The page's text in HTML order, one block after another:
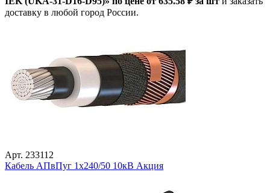
доставку в любой город России.
Арт. 233112
Кабель АПвПуг 1х240/50 10кВ Акция